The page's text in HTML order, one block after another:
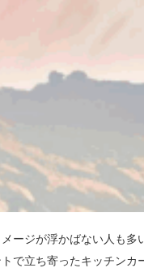
ージが浮かばない人も多
で立ち寄ったキッチンカ